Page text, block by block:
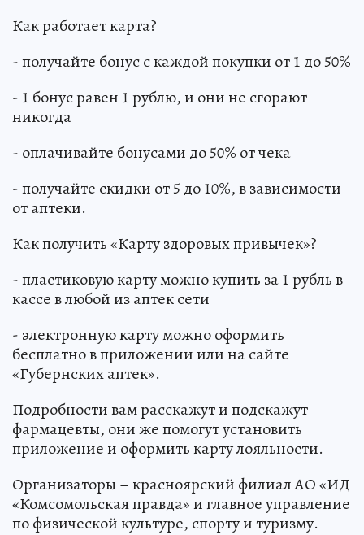
Как работает карта?
- получайте бонус с каждой покупки от 1 до 50%
- 1 бонус равен 1 рублю, и они не сгорают
никогда
- оплачивайте бонусами до 50% от чека
- получайте скидки от 5 до 10%, в зависимости
от аптеки.
Как получить «Карту здоровых привычек»?
- пластиковую карту можно купить за 1 рубль в
кассе в любой из аптек сети
- электронную карту можно оформить
бесплатно в приложении или на сайте
«Губернских аптек».
Подробности вам расскажут и подскажут
фармацевты, они же помогут установить
приложение и оформить карту лояльности.
Организаторы – красноярский филиал АО «ИД
«Комсомольская правда» и главное управление
по физической культуре, спорту и туризму.